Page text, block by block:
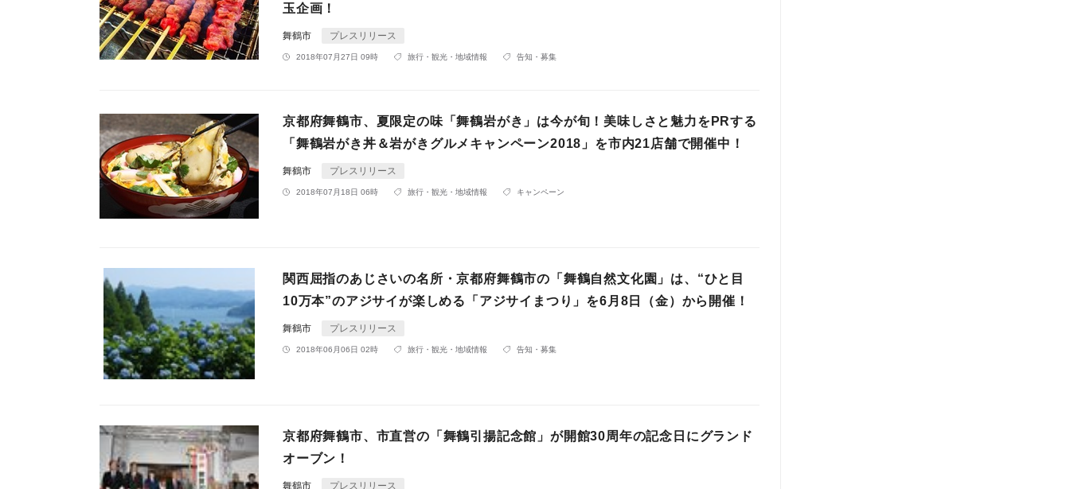
玉企画！
舞鶴市 プレスリリース
2018年07月27日 09時 旅行・観光・地域情報 告知・募集
京都府舞鶴市、夏限定の味「舞鶴岩がき」は今が旬！美味しさと魅力をPRする
「舞鶴岩がき丼＆岩がきグルメキャンペーン2018」を市内21店舗で開催中！
舞鶴市 プレスリリース
2018年07月18日 06時 旅行・観光・地域情報 キャンペーン
関西屈指のあじさいの名所・京都府舞鶴市の「舞鶴自然文化園」は、“ひと目
10万本”のアジサイが楽しめる「アジサイまつり」を6月8日（金）から開催！
舞鶴市 プレスリリース
2018年06月06日 02時 旅行・観光・地域情報 告知・募集
京都府舞鶴市、市直営の「舞鶴引揚記念館」が開館30周年の記念日にグランド
オーブン！
舞鶴市 プレスリリース